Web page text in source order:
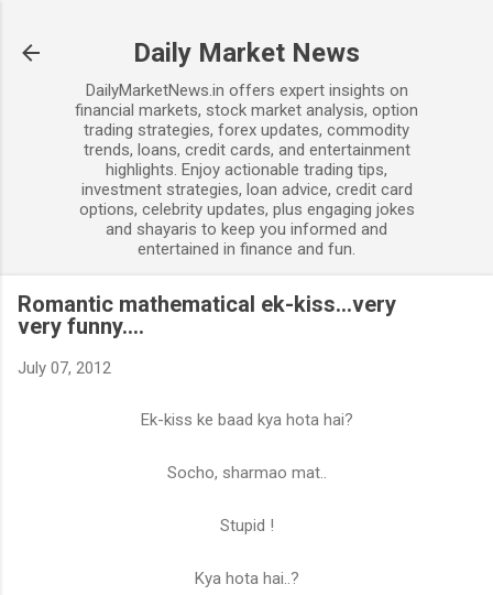
Daily Market News
DailyMarketNews.in offers expert insights on
financial markets, stock market analysis, option
trading strategies, forex updates, commodity
trends, loans, credit cards, and entertainment
highlights. Enjoy actionable trading tips,
investment strategies, loan advice, credit card
options, celebrity updates, plus engaging jokes
and shayaris to keep you informed and
entertained in finance and fun.
Romantic mathematical ek-kiss...very
very funny....
July 07, 2012
Ek-kiss ke baad kya hota hai?
Socho, sharmao mat..
Stupid !
Kya hota hai..?